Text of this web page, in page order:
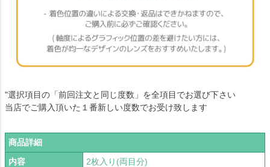
"選択項目の「前回注文と同じ度数」を全項目でお選び下さい
当店でご購入頂いた１番新しい度数でお受け致します
商品詳細
内容
2枚入り(両目分)